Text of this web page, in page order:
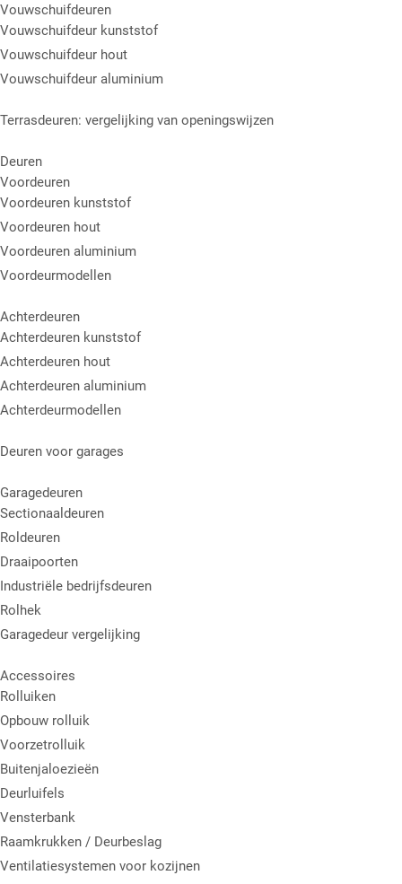
Vouwschuifdeuren
Vouwschuifdeur kunststof
Vouwschuifdeur hout
Vouwschuifdeur aluminium
Terrasdeuren: vergelijking van openingswijzen
Deuren
Voordeuren
Voordeuren kunststof
Voordeuren hout
Voordeuren aluminium
Voordeurmodellen
Achterdeuren
Achterdeuren kunststof
Achterdeuren hout
Achterdeuren aluminium
Achterdeurmodellen
Deuren voor garages
Garagedeuren
Sectionaaldeuren
Roldeuren
Draaipoorten
Industriële bedrijfsdeuren
Rolhek
Garagedeur vergelijking
Accessoires
Rolluiken
Opbouw rolluik
Voorzetrolluik
Buitenjaloezieën
Deurluifels
Vensterbank
Raamkrukken / Deurbeslag
Ventilatiesystemen voor kozijnen